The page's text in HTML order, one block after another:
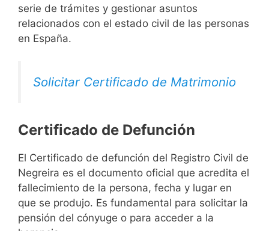
serie de trámites y gestionar asuntos
relacionados con el estado civil de las personas
en España.
Solicitar Certificado de Matrimonio
Certificado de Defunción
El Certificado de defunción del Registro Civil de
Negreira es el documento oficial que acredita el
fallecimiento de la persona, fecha y lugar en
que se produjo. Es fundamental para solicitar la
pensión del cónyuge o para acceder a la